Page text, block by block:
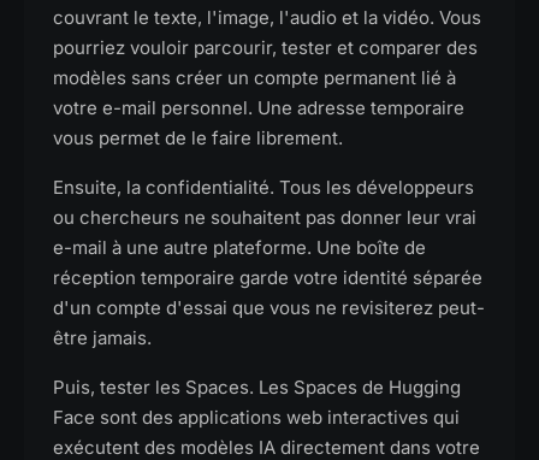
couvrant le texte, l'image, l'audio et la vidéo. Vous
pourriez vouloir parcourir, tester et comparer des
modèles sans créer un compte permanent lié à
votre e-mail personnel. Une adresse temporaire
vous permet de le faire librement.
Ensuite, la confidentialité. Tous les développeurs
ou chercheurs ne souhaitent pas donner leur vrai
e-mail à une autre plateforme. Une boîte de
réception temporaire garde votre identité séparée
d'un compte d'essai que vous ne revisiterez peut-
être jamais.
Puis, tester les Spaces. Les Spaces de Hugging
Face sont des applications web interactives qui
exécutent des modèles IA directement dans votre